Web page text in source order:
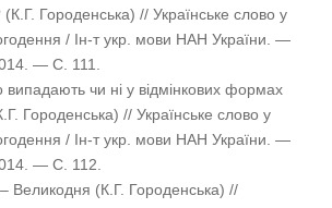
(К.Г. Городенська) // Українське слово у
/ Ін-т укр. мови НАН України. —
— С. 111.
випадають чи ні у відмінкових формах
Городенська) // Українське слово у
/ Ін-т укр. мови НАН України. —
— С. 112.
Великодня (К.Г. Городенська) //